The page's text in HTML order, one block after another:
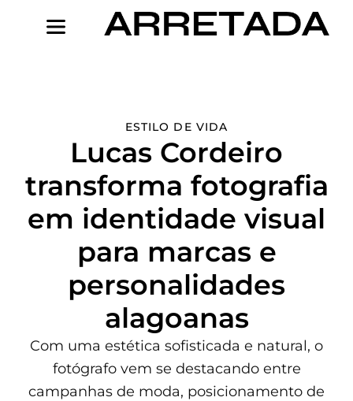
ESTILO DE VIDA
Lucas Cordeiro
transforma fotografia
em identidade visual
para marcas e
personalidades
alagoanas
Com uma estética sofisticada e natural, o
fotógrafo vem se destacando entre
campanhas de moda, posicionamento de